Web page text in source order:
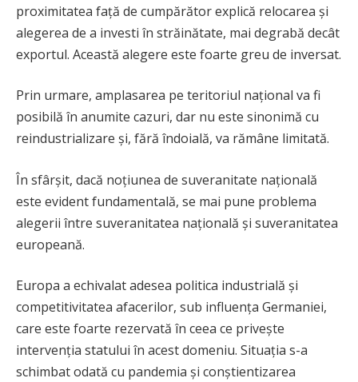
proximitatea față de cumpărător explică relocarea și
alegerea de a investi în străinătate, mai degrabă decât
exportul. Această alegere este foarte greu de inversat.
Prin urmare, amplasarea pe teritoriul național va fi
posibilă în anumite cazuri, dar nu este sinonimă cu
reindustrializare și, fără îndoială, va rămâne limitată.
În sfârșit, dacă noțiunea de suveranitate națională
este evident fundamentală, se mai pune problema
alegerii între suveranitatea națională și suveranitatea
europeană.
Europa a echivalat adesea politica industrială și
competitivitatea afacerilor, sub influența Germaniei,
care este foarte rezervată în ceea ce privește
intervenția statului în acest domeniu. Situația s-a
schimbat odată cu pandemia și conștientizarea